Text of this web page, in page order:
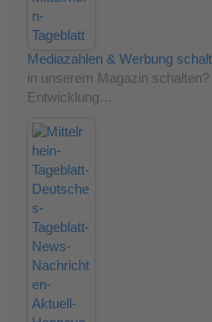
Mediazahlen & Werbung
in unserem Magazin
Entwicklung…